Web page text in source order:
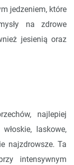
jedzeniem, które
na zdrowe
jesienią oraz
najlepiej
laskowe,
najzdrowsze. Ta
intensywnym